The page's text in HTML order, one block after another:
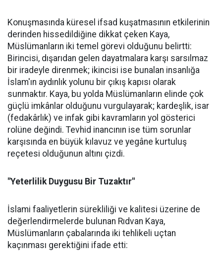
Konuşmasında küresel ifsad kuşatmasının etkilerinin
derinden hissedildiğine dikkat çeken Kaya,
Müslümanların iki temel görevi olduğunu belirtti:
Birincisi, dışarıdan gelen dayatmalara karşı sarsılmaz
bir iradeyle direnmek; ikincisi ise bunalan insanlığa
İslam'ın aydınlık yolunu bir çıkış kapısı olarak
sunmaktır. Kaya, bu yolda Müslümanların elinde çok
güçlü imkânlar olduğunu vurgulayarak; kardeşlik, isar
(fedakârlık) ve infak gibi kavramların yol gösterici
rolüne değindi. Tevhid inancının ise tüm sorunlar
karşısında en büyük kılavuz ve yegâne kurtuluş
reçetesi olduğunun altını çizdi.
"Yeterlilik Duygusu Bir Tuzaktır"
İslami faaliyetlerin sürekliliği ve kalitesi üzerine de
değerlendirmelerde bulunan Rıdvan Kaya,
Müslümanların çabalarında iki tehlikeli uçtan
kaçınması gerektiğini ifade etti: